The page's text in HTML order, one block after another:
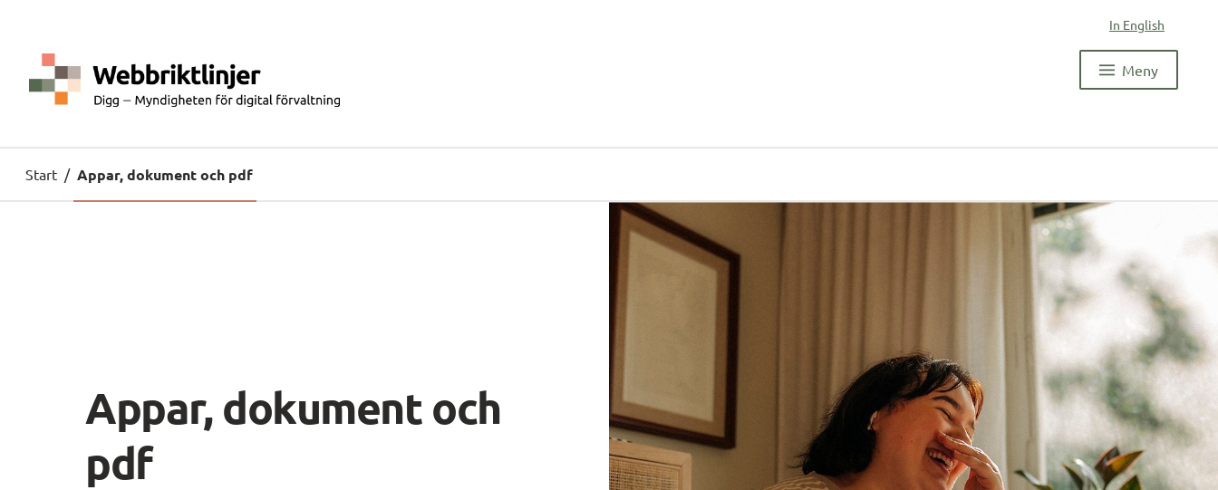
In English
Meny
Start / Appar, dokument och pdf
Appar, dokument och
pdf